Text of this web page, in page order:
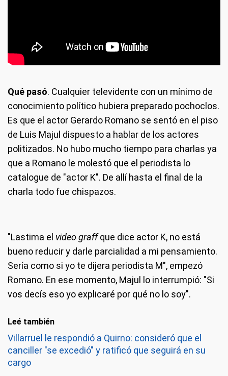
Qué pasó. Cualquier televidente con un mínimo de
conocimiento político hubiera preparado pochoclos.
Es que el actor Gerardo Romano se sentó en el piso
de Luis Majul dispuesto a hablar de los actores
politizados. No hubo mucho tiempo para charlas ya
que a Romano le molestó que el periodista lo
catalogue de "actor K". De allí hasta el final de la
charla todo fue chispazos.
"Lastima el video graffque dice actor K, no está
bueno reducir y darle parcialidad a mi pensamiento.
Sería como si yo te dijera periodista M", empezó
Romano. En ese momento, Majul lo interrumpió: "Si
vos decís eso yo explicaré por qué no lo soy".
Leé también
Villarruel le respondió a Quirno: consideró que el
canciller "se excedió" y ratificó que seguirá en su
cargo